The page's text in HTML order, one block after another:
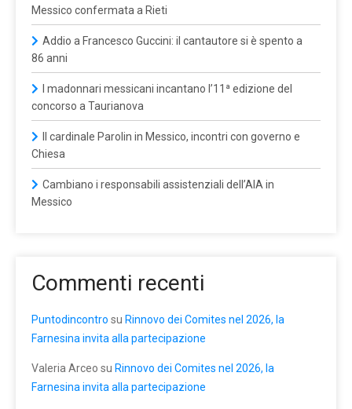
Messico confermata a Rieti
Addio a Francesco Guccini: il cantautore si è spento a
86 anni
I madonnari messicani incantano l’11ª edizione del
concorso a Taurianova
Il cardinale Parolin in Messico, incontri con governo e
Chiesa
Cambiano i responsabili assistenziali dell’AIA in
Messico
Commenti recenti
Puntodincontro su Rinnovo dei Comites nel 2026, la
Farnesina invita alla partecipazione
Valeria Arceo su Rinnovo dei Comites nel 2026, la
Farnesina invita alla partecipazione